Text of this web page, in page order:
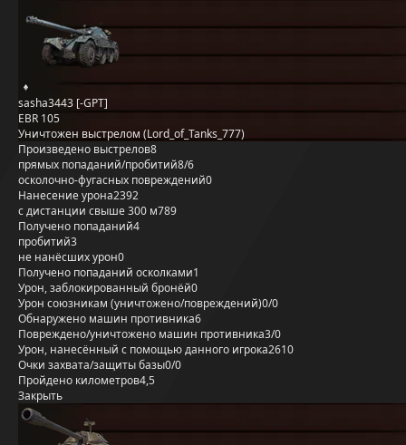
sasha3443 [-GPT]
EBR 105
Уничтожен выстрелом (Lord_of_Tanks_777)
Произведено выстрелов8
прямых попаданий/пробитий8/6
осколочно-фугасных повреждений0
Нанесение урона2392
с дистанции свыше 300 м789
Получено попаданий4
пробитий3
не нанёсших урон0
Получено попаданий осколками1
Урон, заблокированный бронёй0
Урон союзникам (уничтожено/повреждений)0/0
Обнаружено машин противника6
Повреждено/уничтожено машин противника3/0
Урон, нанесённый с помощью данного игрока2610
Очки захвата/защиты базы0/0
Пройдено километров4,5
Закрыть